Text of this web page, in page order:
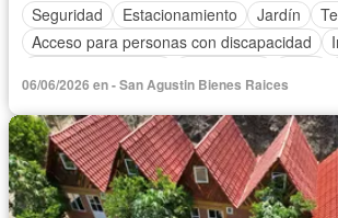
Seguridad
Estacionamiento Jardín
Acceso para personas con discapacidad
06/06/2026 en - San Agustin Bienes Raices